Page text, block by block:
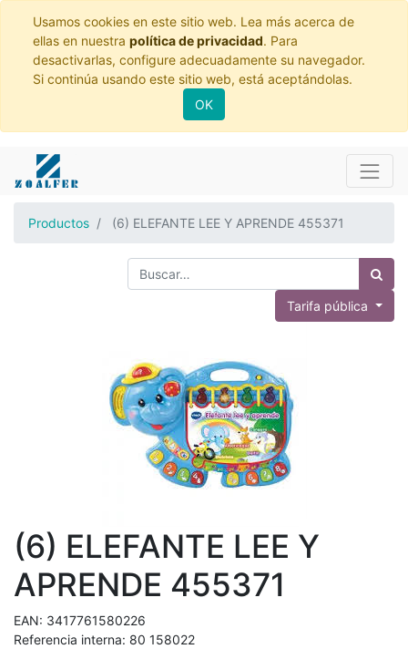
Usamos cookies en este sitio web. Lea más acerca de
ellas en nuestra política de privacidad. Para
desactivarlas, configure adecuadamente su navegador.
Si continúa usando este sitio web, está aceptándolas.
OK
Productos (6) ELEFANTE LEE Y APRENDE 455371
Tarifa pública
(6) ELEFANTE LEE Y
APRENDE 455371
EAN: 3417761580226
Referencia interna: 80 158022